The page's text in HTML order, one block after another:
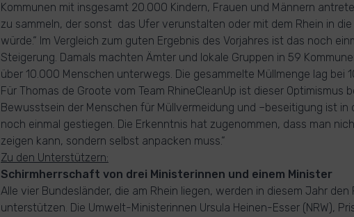
Kommunen mit insgesamt 20.000 Kindern, Frauen und Männern
zu sammeln, der sonst das Ufer verunstalten oder mit dem Rhein in
würde.“ Im Vergleich zum guten Ergebnis des Vorjahres ist das noch
Steigerung. Damals machten Ämter und lokale Gruppen in 59
über 10.000 Menschen unterwegs. Die gesammelte Müllmenge lag bei
Für Thomas de Groote vom Team RhineCleanUp ist dieser Optimismus
Bewusstsein der Menschen für Müllvermeidung und –beseitigung ist in
noch einmal gestiegen. Die Erkenntnis hat zugenommen, dass man
zeigen kann, sondern selbst anpacken muss.“
Zu den Unterstützern:
Schirmherrschaft von drei Ministerinnen und einem Minister
Alle vier Bundesländer, die am Rhein liegen, werden in diesem Jahr den
unterstützen. Die Umwelt-Ministerinnen Ursula Heinen-Esser (NRW),